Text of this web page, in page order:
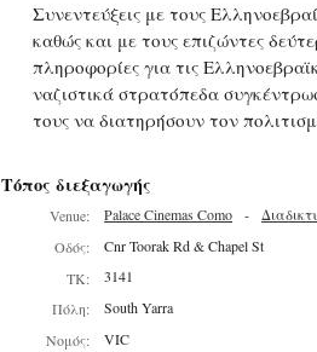
Συνεντεύξεις με τους
καθώς και με τους επιζώντες
πληροφορίες για τις
ναζιστικά στρατόπεδα
τους να διατηρήσουν τον
Τόπος διεξαγωγής
Venue: Palace Cinemas Como -
Οδός:
Cnr Toorak Rd & Chapel St
ΤΚ:
3141
Πόλη:
South Yarra
Νομός:
VIC